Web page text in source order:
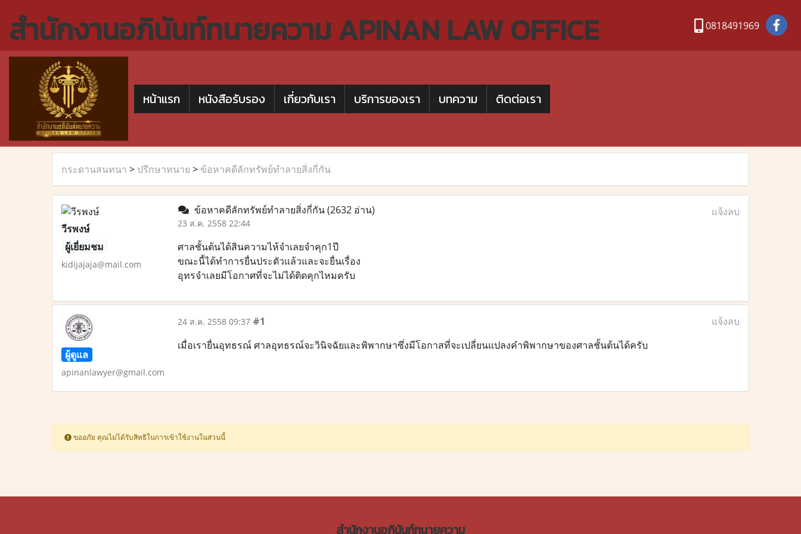
สำนักงานอภินันท์ทนายความAPINAN LAW OFFICE 0818491969
หน้าแรก หนังสือรับรอง เกี่ยวกับเรา บริการของเรา บทความ ติดต่อเรา
กระดานสนทนา > ปรึกษาทนาย > ข้อหาคดีลักทรัพย์ทำลายสิ่งกี่กัน
วีรพงษ์
ผู้เยี่ยมชม
kidijajaja@mail.com
ข้อหาคดีลักทรัพย์ทำลายสิ่งกี่กัน(2632 อ่าน)
23 ส.ค. 2558 22:44
แจ้งลบ
ศาลชั้นต้นได้สินความไห้จำเลยจำคุก1ปี
ขณะนี้ได้ทำการยื่นประตัวแล้วและจะยื่นเรื่อง
อุทรจำเลยมีโอกาศที่จะไม่ได้ติดคุกไหมครับ
ผู้ดูแล
apinanlawyer@gmail.com
24 ส.ค. 2558 09:37 #1
แจ้งลบ
เมื่อเรายื่นอุทธรณ์ ศาลอุทธรณ์จะวินิจฉัยและพิพากษาซึ่งมีโอกาสที่จะเปลี่ยนแปลงคำพิพากษาของศาลชั้นต้นได้ครับ
ขออภัย คุณไม่ได้รับสิทธิในการเข้าใช้งานในส่วนนี้
สำนักงานอภินันท์ทนายความ